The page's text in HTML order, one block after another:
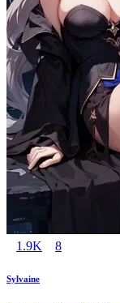
1.9K 8
Sylvaine